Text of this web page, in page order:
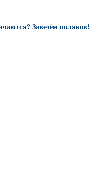
Завезём поляков!